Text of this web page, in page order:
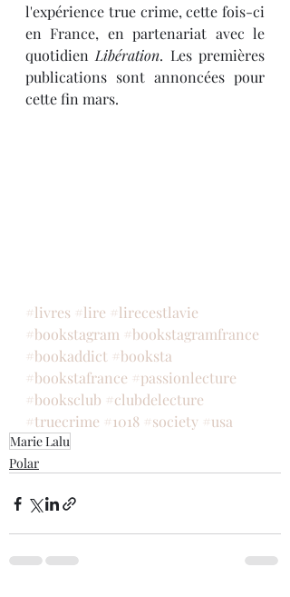
l'expérience true crime, cette fois-ci
en France, en partenariat avec le
quotidien Libération. Les premières
publications sont annoncées pour
cette fin mars.
#livres #lire #lirecestlavie
#bookstagram #bookstagramfrance
#bookaddict #booksta
#bookstafrance #passionlecture
#booksclub #clubdelecture
#truecrime #1018 #society #usa
Marie Lalu
Polar